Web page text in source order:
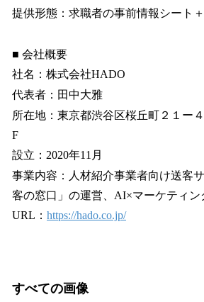
提供形態：求職者の事前情報シート
■ 会社概要
社名：株式会社HADO
代表者：田中大雅
所在地：東京都渋谷区桜丘町２１ー
F
設立：2020年11月
事業内容：人材紹介事業者向け送客
客の窓口」の運営、AI×マーケティン
URL： https://hado.co.jp/
すべての画像